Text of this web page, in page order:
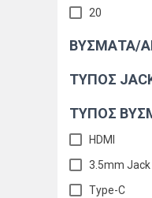
20
ΒΎΣΜΑΤΑ/
ΤΥΠΟΣ
ΤΥΠΟΣ
HDMI
3.5mm Jack
Type-C